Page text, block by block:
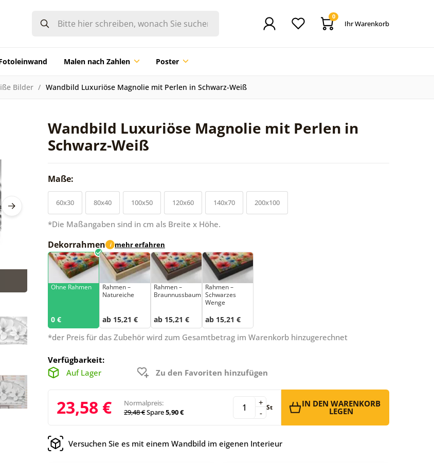
0
Ihr Warenkorb
Malen nach Zahlen Poster
Bilder Wandbild Luxuriöse Magnolie mit Perlen in Schwarz-Weiß
Wandbild Luxuriöse Magnolie mit Perlen in
Schwarz-Weiß
Maße:
60x30 80x40 100x50 120x60 140x70 200x100
*Die Maßangaben sind in cm als Breite x Höhe.
Dekorrahmen i mehr erfahren
Ohne Rahmen
0 €
Rahmen –
Natureiche
ab 15,21 €
Rahmen –
Braunnussbaum
ab 15,21 €
Rahmen –
Schwarzes
Wenge
ab 15,21 €
*der Preis für das Zubehör wird zum Gesamtbetrag im Warenkorb hinzugerechnet
Verfügbarkeit:
Auf Lager
Zu den Favoriten hinzufügen
23,58 €
Normalpreis:
29,48 €Spare5,90 € -
+ St IN DEN WARENKORB
LEGEN
Versuchen Sie es mit einem Wandbild im eigenen Interieur